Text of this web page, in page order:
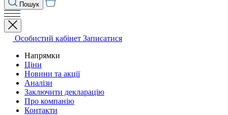
Пошук
Особистий кабінет Записатися
Напрямки
Ціни
Новини та акції
Аналізи
Заключити декларацію
Про компанію
Контакти